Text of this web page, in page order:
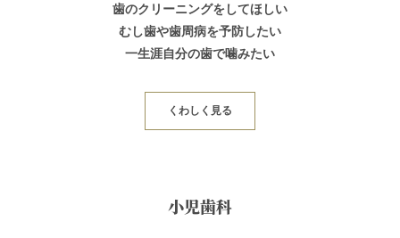
歯のクリーニングをしてほしい
むし歯や歯周病を予防したい
一生涯自分の歯で噛みたい
くわしく見る
小児歯科